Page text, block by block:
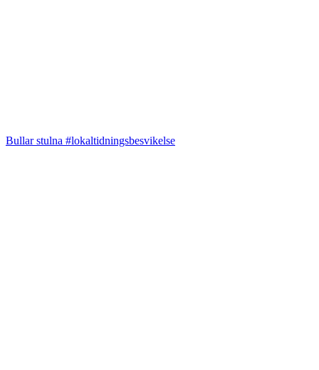
Bullar stulna #lokaltidningsbesvikelse